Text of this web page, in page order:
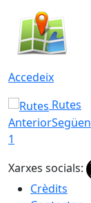
Accedeix
Rutes
Anterior
1
Xarxes socials:
Crèdits